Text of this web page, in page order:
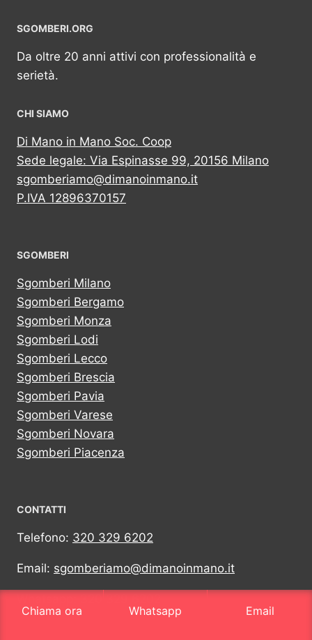
SGOMBERI.ORG
Da oltre 20 anni attivi con professionalità e
serietà.
CHI SIAMO
Di Mano in Mano Soc. Coop
Sede legale: Via Espinasse 99, 20156 Milano
sgomberiamo@dimanoinmano.it
P.IVA 12896370157
SGOMBERI
Sgomberi Milano
Sgomberi Bergamo
Sgomberi Monza
Sgomberi Lodi
Sgomberi Lecco
Sgomberi Brescia
Sgomberi Pavia
Sgomberi Varese
Sgomberi Novara
Sgomberi Piacenza
CONTATTI
Telefono: 320 329 6202
Email: sgomberiamo@dimanoinmano.it
Chiama ora
Whatsapp Email